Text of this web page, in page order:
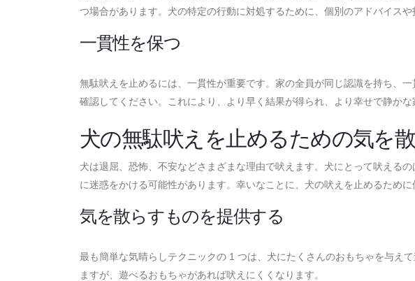
つ場合があります。犬の特定の行動に対処するために、個別のアドバイスや
一貫性を保つ
無駄吠えを止めるには、一貫性が重要です。家の全員が同じ認識を持ち、
確認してください。これにより、より早く結果が得られ、より幸せで静かな
犬の無駄吠えを止めるための気を
犬は退屈、恐怖、不安などさまざまな理由で吠えます。犬にとって吠える
に迷惑をかける可能性があります。幸いなことに、犬の吠えを止めるため
気を散らすものを提供する
最も簡単な気晴らしテクニックの 1 つは、犬にたくさんのおもちゃを与え
ますが、遊べるおもちゃがあれば吠えにくくなります。